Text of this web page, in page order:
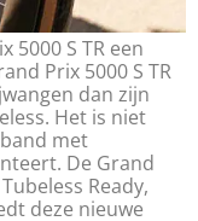
5000 S TR een
Prix 5000 S TR
dan zijn
Het is niet
met
De Grand
Ready,
deze nieuwe